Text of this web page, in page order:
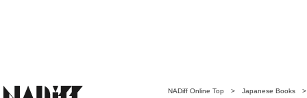
NADiff Online Top > Japanese Books